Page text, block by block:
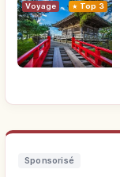
Voyage Top 3
Sponsorisé